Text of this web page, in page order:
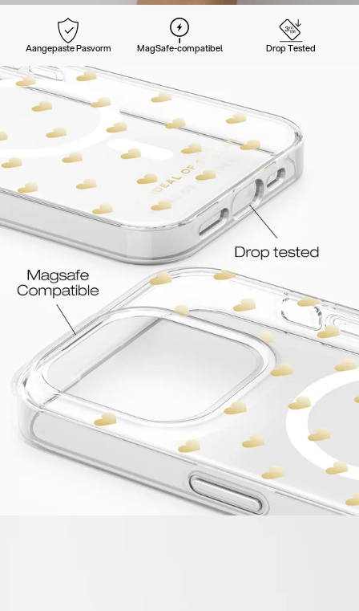
Aangepaste Pasvorm MagSafe-compatibel Drop Tested